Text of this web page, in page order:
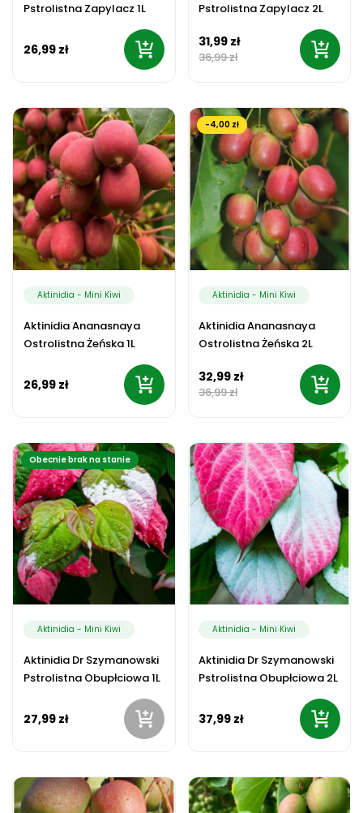
Pstrolistna Zapylacz 1L
26,99 zł
Pstrolistna Zapylacz 2L
31,99 zł
36,99 zł
Aktinidia - Mini Kiwi
Aktinidia Ananasnaya
Ostrolistna Żeńska 1L
26,99 zł
Aktinidia - Mini Kiwi
Aktinidia Ananasnaya
Ostrolistna Żeńska 2L
32,99 zł
36,99 zł
-4,00 zł
Aktinidia - Mini Kiwi
Aktinidia Dr Szymanowski
Pstrolistna Obupłciowa 1L
27,99 zł
Obecnie brak na stanie
Aktinidia - Mini Kiwi
Aktinidia Dr Szymanowski
Pstrolistna Obupłciowa 2L
37,99 zł